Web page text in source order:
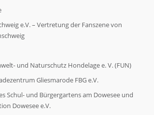
e.V. – Vertretung der Fanszene von
und Naturschutz Hondelage e. V. (FUN)
Gliesmarode FBG e.V.
Schul- und Bürgergartens am Dowesee und
Dowesee e.V.